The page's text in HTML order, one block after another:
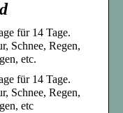
für 14 Tage.
Schnee, Regen,
etc.
für 14 Tage.
Schnee, Regen,
etc